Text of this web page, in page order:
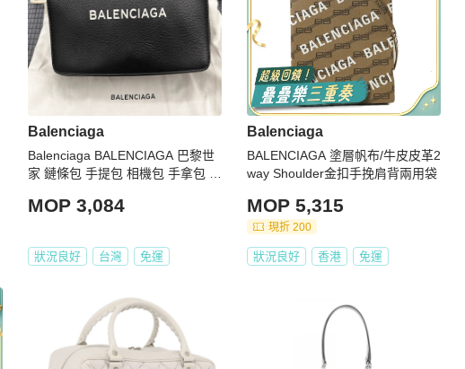
Balenciaga
Balenciaga BALENCIAGA 巴黎世
家 鏈條包 手提包 相機包 手拿包 側
MOP 3,084
狀況良好 台灣 免運
Balenciaga
BALENCIAGA 塗層帆布/牛皮皮革2
way Shoulder金扣手挽肩背兩用袋
MOP 5,315
現折 200
狀況良好 香港 免運